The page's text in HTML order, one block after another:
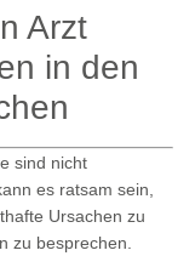
Arzt
in den
sind nicht
es ratsam sein,
Ursachen zu
zu besprechen.